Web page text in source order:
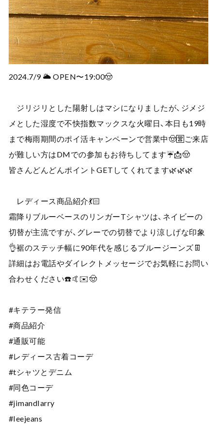
2024.7/9 🌥️ OPEN〜19:00🤠
ジリジリとした陽射しはマシになりましたが、ジメジ
メとした湿度で不快指数マックスな火曜日、本日も19時
まで梅雨期間のポイ活キャンペーンで営業中🤠🈺ご来店
が難しい方はDMでの参加もお待ちしてます☔️📩🤠
皆さんどんどんポイントGETしてくれてます🌿🌿🌿
レディース商品紹介💃🏻
霜降りブルーベースのリンガーTシャツは、ネイビーの
切替が主流ですが、グレーでの切替でより涼しげな印象
👌裾のステッチ幅に90年代を感じるブルージーンズ👖
詳細はお電話やダイレクトメッセージでお気軽にお問い
合わせください☎️🤙✉️🤠
#キテラー発信
#商品紹介
#通販可能
#レディース古着コーデ
#tシャツとデニム
#同色コーデ
#jimandlarry
#leejeans